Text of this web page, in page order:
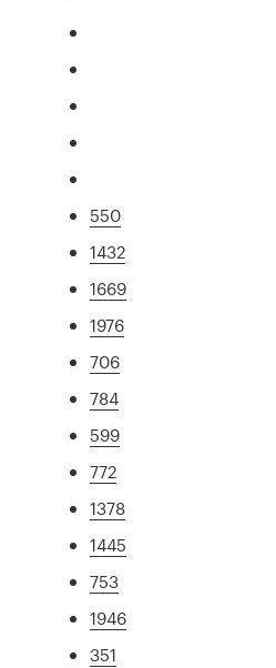
550
1432
1669
1976
706
784
599
772
1378
1445
753
1946
351